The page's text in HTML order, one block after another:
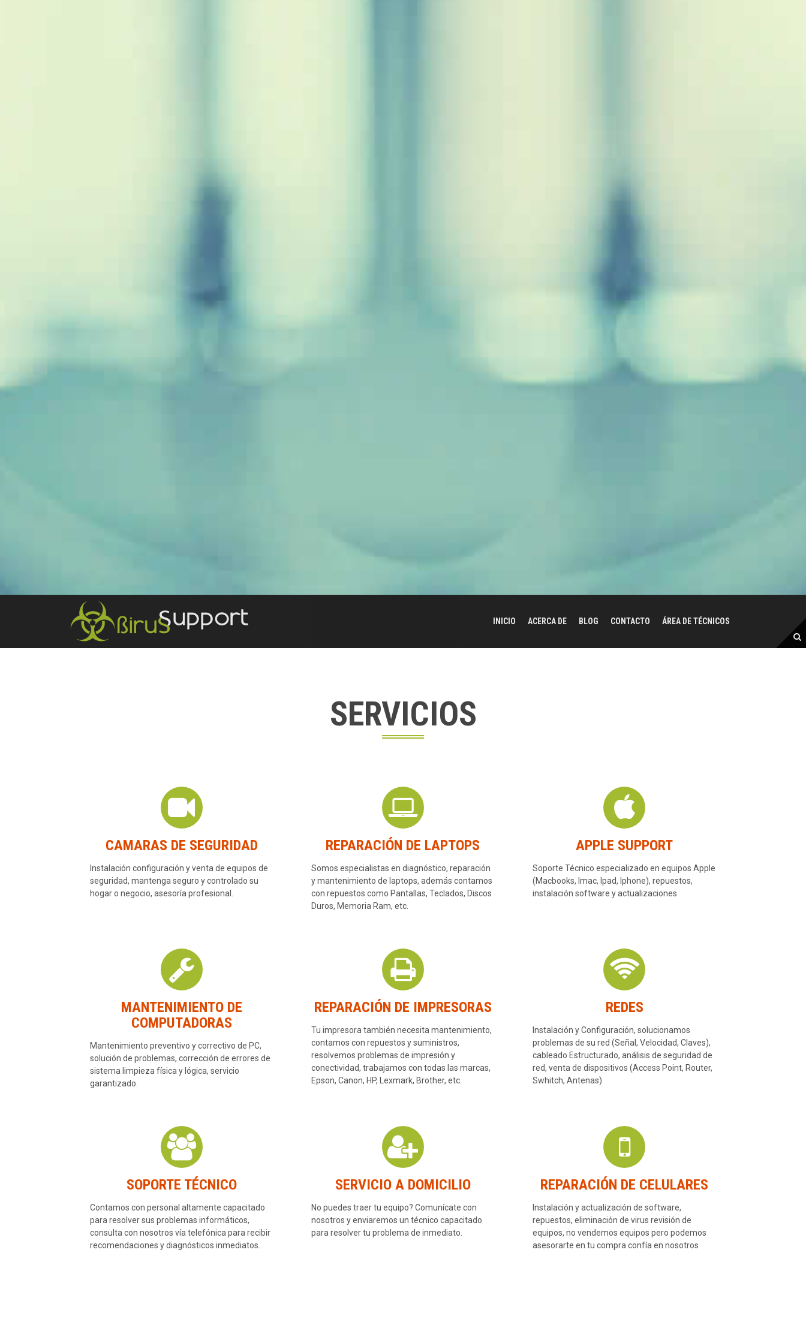
INICIO ACERCA DE BLOG CONTACTO ÁREA DE TÉCNICOS
SERVICIOS
CAMARAS DE SEGURIDAD
Instalación configuración y venta de equipos de
seguridad, mantenga seguro y controlado su
hogar o negocio, asesoría profesional.
REPARACIÓN DE LAPTOPS
Somos especialistas en diagnóstico, reparación
y mantenimiento de laptops, además contamos
con repuestos como Pantallas, Teclados, Discos
Duros, Memoria Ram, etc.
APPLE SUPPORT
Soporte Técnico especializado en equipos Apple
(Macbooks, Imac, Ipad, Iphone), repuestos,
instalación software y actualizaciones
MANTENIMIENTO DE
COMPUTADORAS
Mantenimiento preventivo y correctivo de PC,
solución de problemas, corrección de errores de
sistema limpieza física y lógica, servicio
garantizado.
REPARACIÓN DE IMPRESORAS
Tu impresora también necesita mantenimiento,
contamos con repuestos y suministros,
resolvemos problemas de impresión y
conectividad, trabajamos con todas las marcas,
Epson, Canon, HP, Lexmark, Brother, etc.
REDES
Instalación y Configuración, solucionamos
problemas de su red (Señal, Velocidad, Claves),
cableado Estructurado, análisis de seguridad de
red, venta de dispositivos (Access Point, Router,
Swhitch, Antenas)
SOPORTE TÉCNICO
Contamos con personal altamente capacitado
para resolver sus problemas informáticos,
consulta con nosotros vía telefónica para recibir
recomendaciones y diagnósticos inmediatos.
SERVICIO A DOMICILIO
No puedes traer tu equipo? Comunícate con
nosotros y enviaremos un técnico capacitado
para resolver tu problema de inmediato.
REPARACIÓN DE CELULARES
Instalación y actualización de software,
repuestos, eliminación de virus revisión de
equipos, no vendemos equipos pero podemos
asesorarte en tu compra confía en nosotros